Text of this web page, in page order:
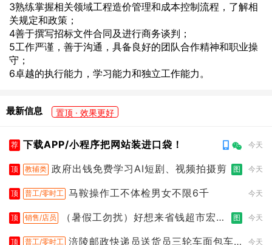
3熟练掌握相关领域工程造价管理和成本控制流程，了解相
关规定和政策；
4善于撰写招标文件合同及进行商务谈判；
5工作严谨，善于沟通，具备良好的团队合作精神和职业操
守；
6卓越的执行能力，学习能力和独立工作能力。
最新信息 置顶 · 效果更好
荐 下载APP/小程序把网站装进口袋！ 今天
顶 教辅类 政府出钱免费学习AI短剧、视频拍摄剪 图 今天
顶 普工/零时工 马鞍操作工不体检男女不限6千 今天
顶 销售/店员
（暑假工勿扰）好想来省钱超市宏声
图 今天
顶 普工/零时工 涪陵邮政快递员送货员三轮车面包车
今天